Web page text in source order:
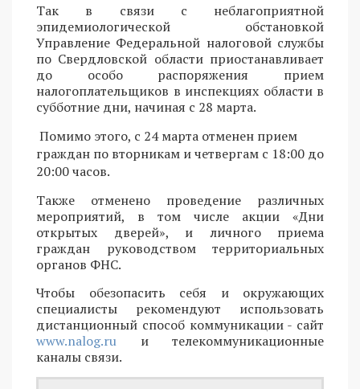
Так в связи с неблагоприятной
эпидемиологической обстановкой
Управление Федеральной налоговой службы
по Свердловской области приостанавливает
до особо распоряжения прием
налогоплательщиков в инспекциях области в
субботние дни, начиная с 28 марта.
Помимо этого, с 24 марта отменен прием
граждан по вторникам и четвергам с 18:00 до
20:00 часов.
Также отменено проведение различных
мероприятий, в том числе акции «Дни
открытых дверей», и личного приема
граждан руководством территориальных
органов ФНС.
Чтобы обезопасить себя и окружающих
специалисты рекомендуют использовать
дистанционный способ коммуникации - сайт
www.nalog.ru и телекоммуникационные
каналы связи.